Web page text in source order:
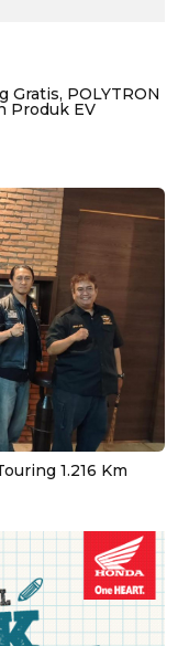
Gratis, POLYTRON
Produk EV
1.216 Km